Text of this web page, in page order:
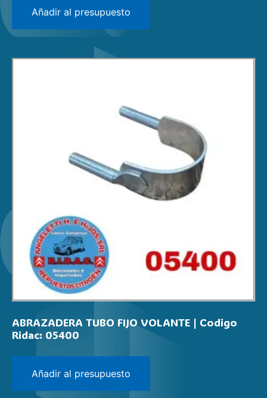
Añadir al presupuesto
ABRAZADERA TUBO FIJO VOLANTE | Codigo
Ridac: 05400
Añadir al presupuesto